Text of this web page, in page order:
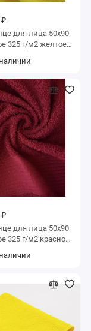
₽
50х90
₽
50х90